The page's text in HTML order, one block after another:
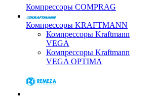
Компрессоры COMPRAG
Компрессоры KRAFTMANN
Компрессоры Kraftmann
VEGA
Компрессоры Kraftmann
VEGA OPTIMA